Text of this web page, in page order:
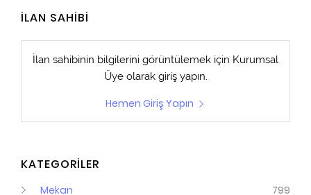
İLAN SAHİBİ
İlan sahibinin bilgilerini görüntülemek için Kurumsal
Üyeolarak giriş yapın.
Hemen Giriş Yapın
KATEGORİLER
Mekan
799